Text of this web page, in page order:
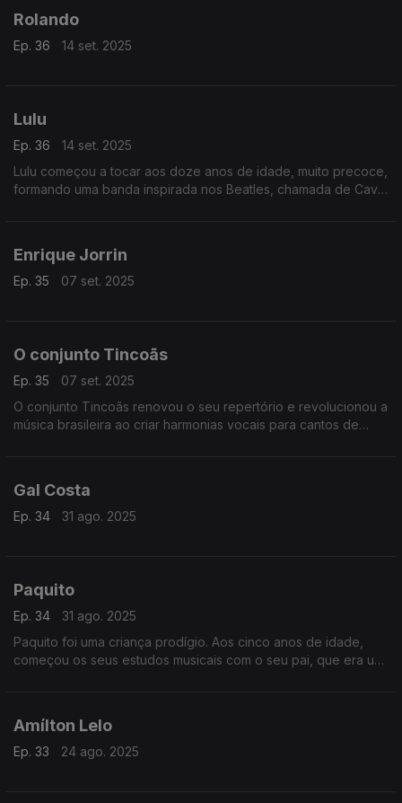
Rolando
Ep. 36 14 set. 2025
Lulu
Ep. 36
14 set. 2025
Lulu começou a tocar aos doze anos de idade, muito precoce,
formando uma banda inspirada nos Beatles, chamada de Cave
Enrique Jorrin
Ep. 35 07 set. 2025
O conjunto Tincoãs
Ep. 35
07 set. 2025
O conjunto Tincoãs renovou o seu repertório e revolucionou a
música brasileira ao criar harmonias vocais para cantos de
Gal Costa
Ep. 34 31 ago. 2025
Paquito
Ep. 34
31 ago. 2025
Paquito foi uma criança prodígio. Aos cinco anos de idade,
começou os seus estudos musicais com o seu pai, que era um
Amílton Lelo
Ep. 33 24 ago. 2025